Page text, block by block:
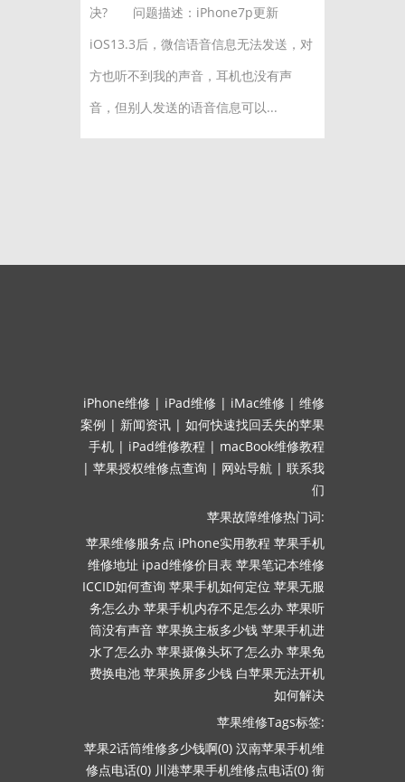
决? 问题描述：iPhone7p更新
iOS13.3后，微信语音信息无法发送，对
方也听不到我的声音，耳机也没有声
音，但别人发送的语音信息可以...
iPhone维修 | iPad维修 | iMac维修 | 维修
案例 | 新闻资讯 | 如何快速找回丢失的苹果
手机 | iPad维修教程 | macBook维修教程
| 苹果授权维修点查询 | 网站导航 | 联系我
们
苹果故障维修热门词:
苹果维修服务点 iPhone实用教程 苹果手机
维修地址 ipad维修价目表 苹果笔记本维修
ICCID如何查询 苹果手机如何定位 苹果无服
务怎么办 苹果手机内存不足怎么办 苹果听
筒没有声音 苹果换主板多少钱 苹果手机进
水了怎么办 苹果摄像头坏了怎么办 苹果免
费换电池 苹果换屏多少钱 白苹果无法开机
如何解决
苹果维修Tags标签:
苹果2话筒维修多少钱啊(0) 汉南苹果手机维
修点电话(0) 川港苹果手机维修点电话(0) 衡